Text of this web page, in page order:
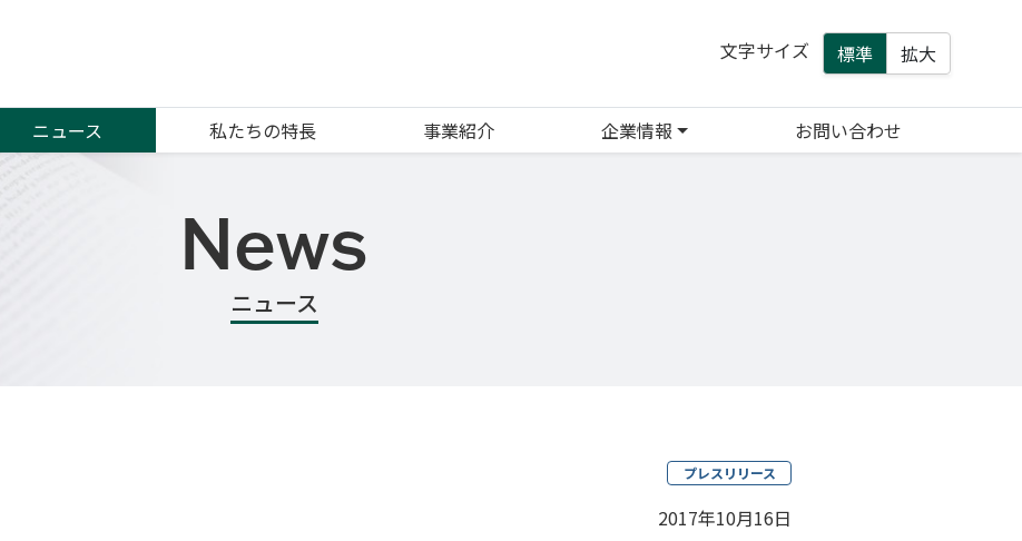
文字サイズ 標準 拡大
ニュース 私たちの特長 事業紹介 企業情報 お問い合わせ
News
ニュース
プレスリリース
2017年10月16日